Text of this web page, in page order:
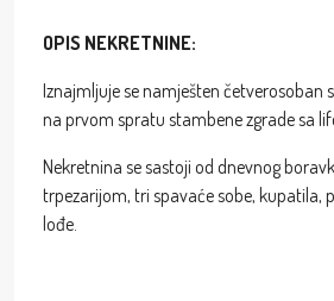
OPIS NEKRETNINE:
Iznajmljuje se namješten četverosoban
na prvom spratu stambene zgrade sa
Nekretnina se sastoji od dnevnog
trpezarijom, tri spavaće sobe, kupatila,
lođe.